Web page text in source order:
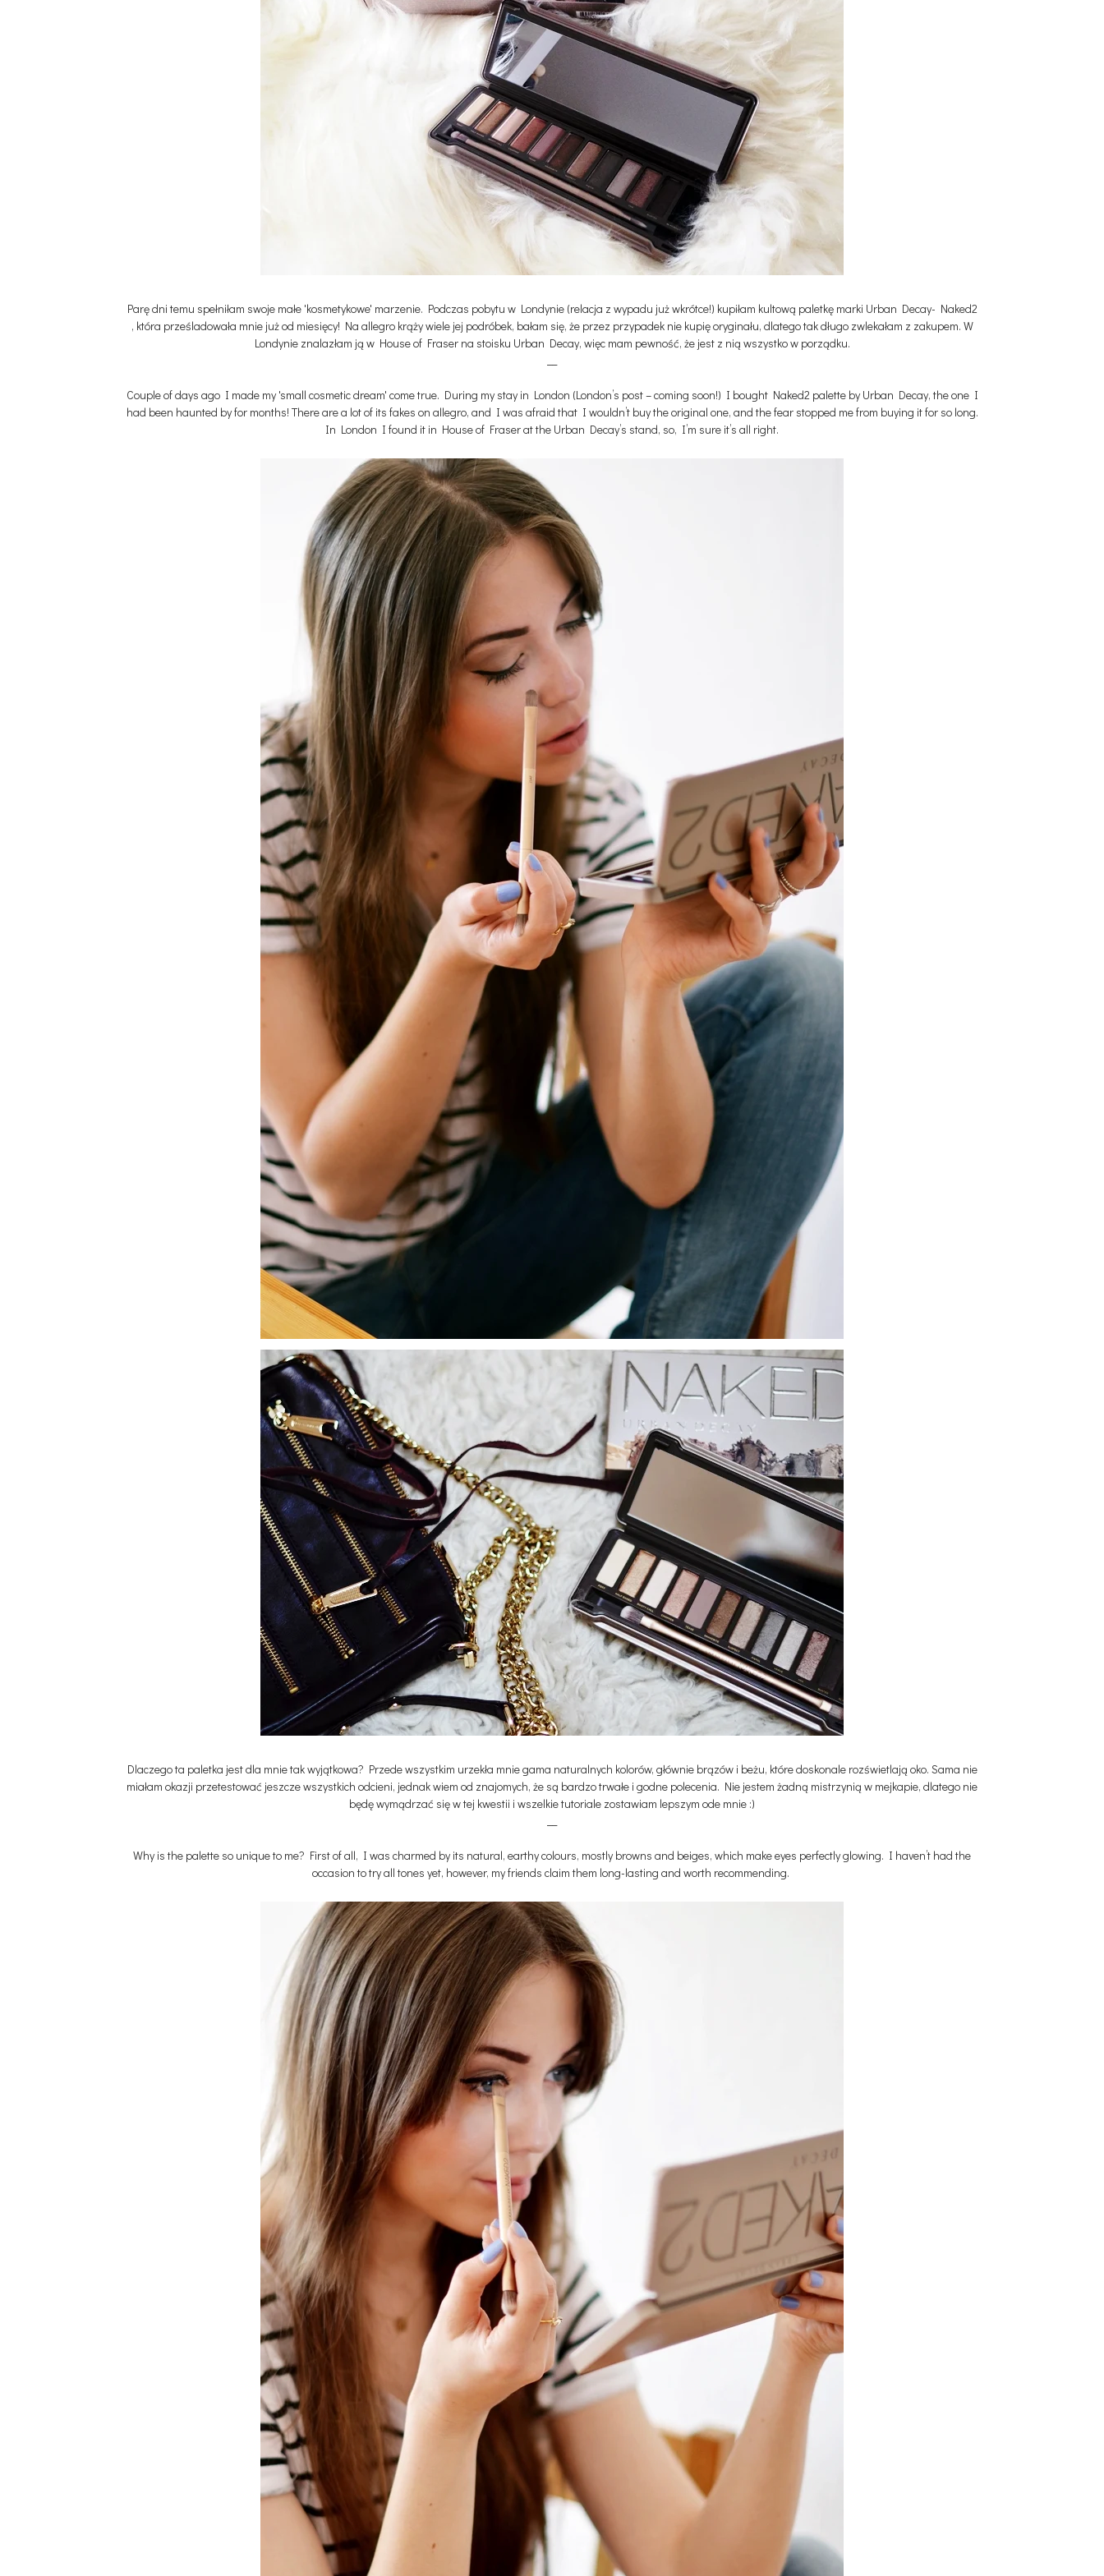
Parę dni temu spełniłam swoje małe 'kosmetykowe' marzenie. Podczas pobytu w Londynie (relacja z wypadu już wkrótce!) kupiłam kultową paletkę marki Urban Decay- Naked2
, która prześladowała mnie już od miesięcy! Na allegro krąży wiele jej podróbek, bałam się, że przez przypadek nie kupię oryginału, dlatego tak długo zwlekałam z zakupem. W
Londynie znalazłam ją w House of Fraser na stoisku Urban Decay, więc mam pewność, że jest z nią wszystko w porządku.
Couple of days ago I made my 'small cosmetic dream' come true. During my stay in London (London’s post – coming soon!) I bought Naked2 palette by Urban Decay, the one I
had been haunted by for months! There are a lot of its fakes on allegro, and I was afraid that I wouldn’t buy the original one, and the fear stopped me from buying it for so long.
In London I found it in House of Fraser at the Urban Decay’s stand, so, I’m sure it’s all right.
Dlaczego ta paletka jest dla mnie tak wyjątkowa? Przede wszystkim urzekła mnie gama naturalnych kolorów, głównie brązów i beżu, które doskonale rozświetlają oko. Sama nie
miałam okazji przetestować jeszcze wszystkich odcieni, jednak wiem od znajomych, że są bardzo trwałe i godne polecenia. Nie jestem żadną mistrzynią w mejkapie, dlatego nie
będę wymądrzać się w tej kwestii i wszelkie tutoriale zostawiam lepszym ode mnie :)
Why is the palette so unique to me? First of all, I was charmed by its natural, earthy colours, mostly browns and beiges, which make eyes perfectly glowing. I haven’t had the
occasion to try all tones yet, however, my friends claim them long-lasting and worth recommending.